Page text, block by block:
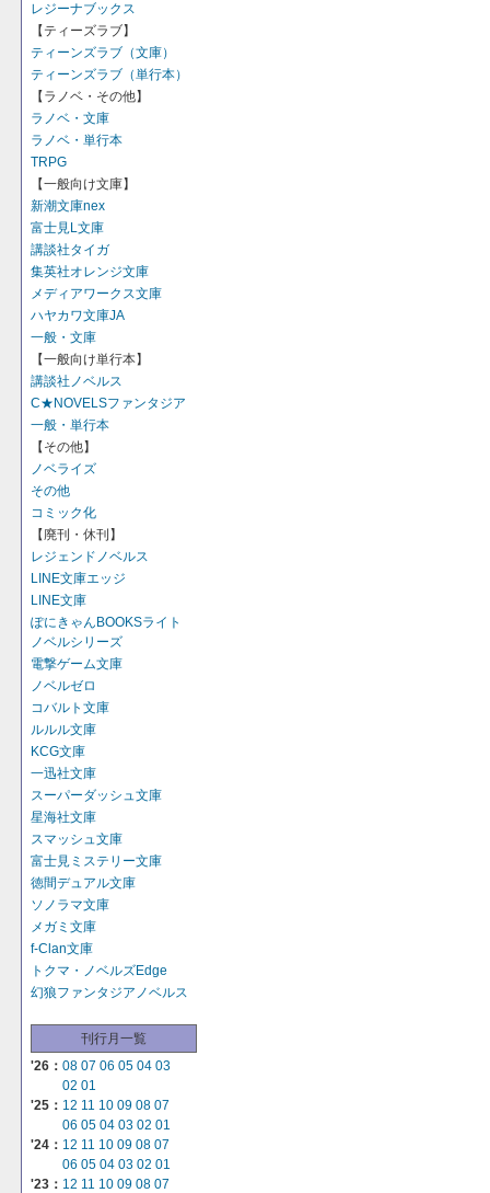
レジーナブックス
【ティーズラブ】
ティーンズラブ（文庫）
ティーンズラブ（単行本）
【ラノベ・その他】
ラノベ・文庫
ラノベ・単行本
TRPG
【一般向け文庫】
新潮文庫nex
富士見L文庫
講談社タイガ
集英社オレンジ文庫
メディアワークス文庫
ハヤカワ文庫JA
一般・文庫
【一般向け単行本】
講談社ノベルス
C★NOVELSファンタジア
一般・単行本
【その他】
ノベライズ
その他
コミック化
【廃刊・休刊】
レジェンドノベルス
LINE文庫エッジ
LINE文庫
ぽにきゃんBOOKSライト
ノベルシリーズ
電撃ゲーム文庫
ノベルゼロ
コバルト文庫
ルルル文庫
KCG文庫
一迅社文庫
スーパーダッシュ文庫
星海社文庫
スマッシュ文庫
富士見ミステリー文庫
徳間デュアル文庫
ソノラマ文庫
メガミ文庫
f-Clan文庫
トクマ・ノベルズEdge
幻狼ファンタジアノベルス
刊行月一覧
'26： 08 07 06 05 04 03
02 01
'25： 12 11 10 09 08 07
06 05 04 03 02 01
'24： 12 11 10 09 08 07
06 05 04 03 02 01
'23： 12 11 10 09 08 07